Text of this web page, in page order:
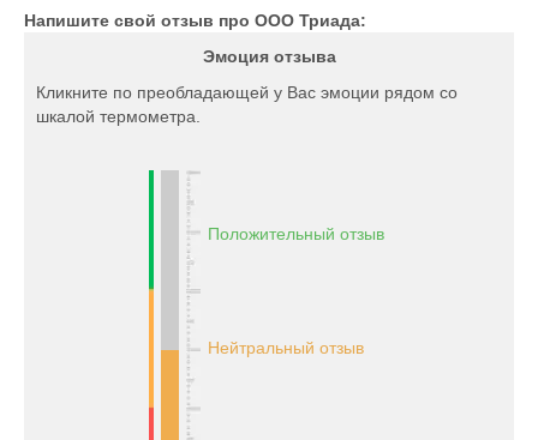
Напишите свой отзыв про ООО Триада:
Эмоция отзыва
Кликните по преобладающей у Вас эмоции рядом со
шкалой термометра.
Положительный отзыв
Нейтральный отзыв